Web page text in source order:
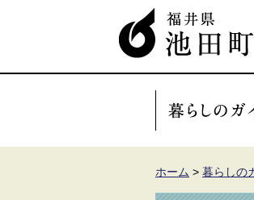
ホーム > 暮らしの